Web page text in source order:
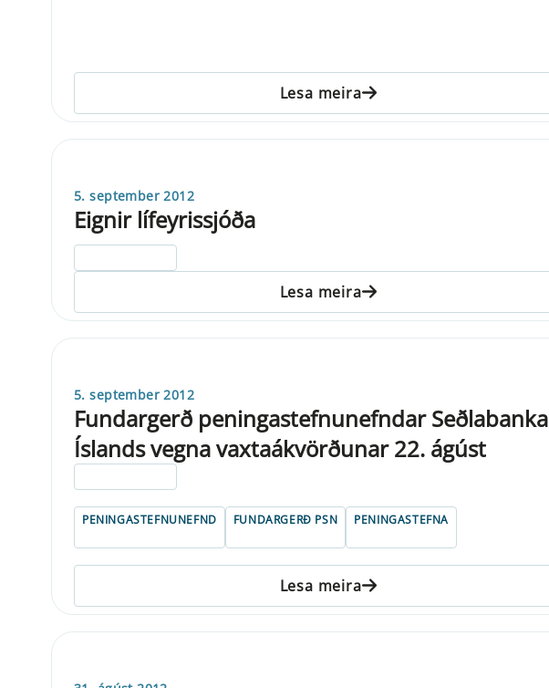
Lesa meira
5. september 2012
Eignir lífeyrissjóða
Lesa meira
5. september 2012
Fundargerð peningastefnunefndar Seðlabanka
Íslands vegna vaxtaákvörðunar 22. ágúst
PENINGASTEFNUNEFND FUNDARGERÐ PSN PENINGASTEFNA
Lesa meira